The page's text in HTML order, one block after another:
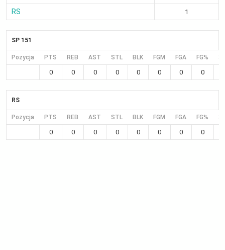
RS 1
SP 151
Pozycja PTS REB AST STL BLK FGM FGA FG%
0 0 0 0 0 0 0 0
RS
Pozycja PTS REB AST STL BLK FGM FGA FG%
0 0 0 0 0 0 0 0